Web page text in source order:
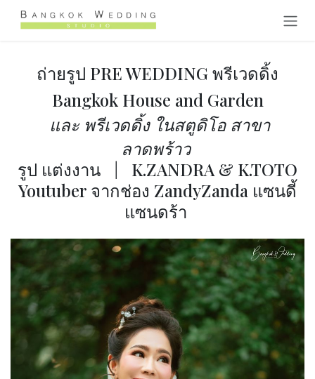
跳至内容
ถ่ายรูป PRE WEDDING พรีเวดดิ้ง
Bangkok House and Garden
และ พรีเวดดิ้ง ในสตูดิโอ สาขา
ลาดพร้าว
รูป แต่งงาน
|
K.ZANDRA & K.TOTO
Youtuber จากช่อง ZandyZanda แซนดี้
แซนดร้า